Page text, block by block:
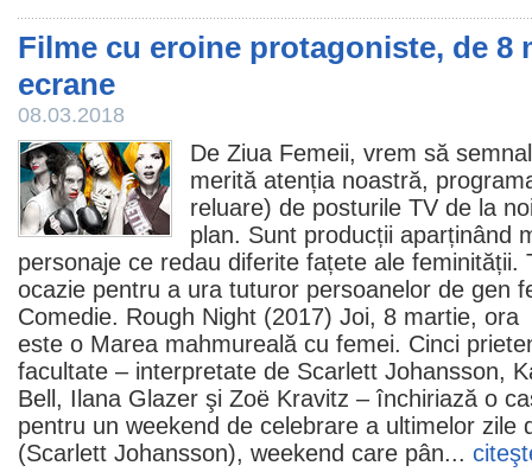
Filme cu eroine protagoniste, de 8
ecrane
08.03.2018
De Ziua Femeii, vrem să
merită atenția noastră,
reluare) de posturile TV de la
plan. Sunt producții aparținând
personaje ce redau diferite fațete ale feminității.
ocazie pentru a ura tuturor persoanelor de
Comedie. Rough Night (2017) Joi, 8 martie,
este o Marea mahmureală cu femei. Cinci
facultate – interpretate de Scarlett Johansson,
Bell, Ilana Glazer şi Zoë Kravitz – închiriază o
pentru un weekend de celebrare a ultimelor zile
(Scarlett Johansson), weekend care pân...